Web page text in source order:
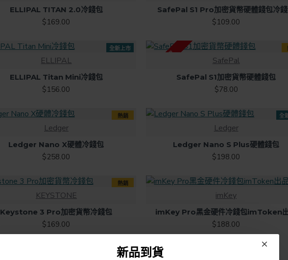
新品到貨
ELLIPAL TITAN 2.0冷錢包
$169.00
SafePal S1 Pro加密貨幣硬體錢包冷
$109.00
全新上市
ELLIPAL
ELLIPAL Titan Mini冷錢包
$156.00
SafePal
SafePal S1加密貨幣硬體錢包
$78.00
熱銷
Ledger
Ledger Nano X硬體冷錢包
$258.00
全
Ledger
Ledger Nano S Plus硬體錢包
$198.00
熱銷
KEYSTONE
Keystone 3 Pro加密貨幣冷錢包
$169.00
imKey
imKey Pro黑金硬件冷錢包imToken
$188.00